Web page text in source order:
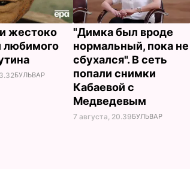
жестоко
любимого
БУЛЬВАР
"Димка был вроде
нормальный, пока не
сбухался". В сеть
попали снимки
Кабаевой с
Медведевым
7 августа, 20.39БУЛЬВАР